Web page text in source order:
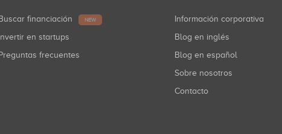
Buscar financiación NEW
Invertir en startups
Preguntas frecuentes
Información corporativa
Blog en inglés
Blog en español
Sobre nosotros
Contacto